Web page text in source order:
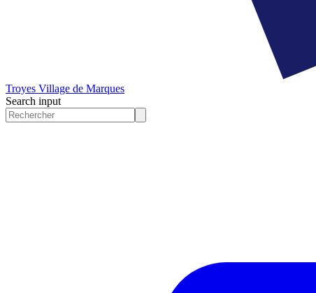
Troyes Village de Marques
Search input